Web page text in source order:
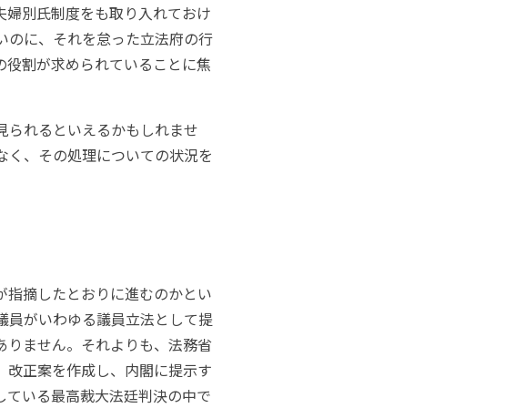
別氏制度をも取り入れておけ
のに、それを怠った立法府の行
割が求められていることに焦
れるといえるかもしれませ
、その処理についての状況を
摘したとおりに進むのかとい
員がいわゆる議員立法として提
りません。それよりも、法務省
正案を作成し、内閣に提示す
いる最高裁大法廷判決の中で